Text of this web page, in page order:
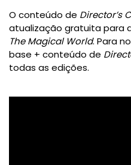
O conteúdo de Director’s
atualização gratuita para
The Magical World. Para
base + conteúdo de
todas as edições.